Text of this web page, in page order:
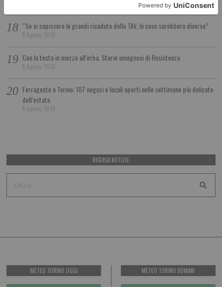
“Se si capissero le grandi ricadute della TAV, le cose sarebbero diverse”
8 Agosto 2026
Con la testa in mezzo all’erba. Storie omegnesi di Resistenza
8 Agosto 2026
Ferragosto a Torino: 107 negozi e locali aperti nelle settimane più delicate
dell’estate
8 Agosto 2026
RICERCA NOTIZIE
METEO TORINO OGGI METEO TORINO DOMANI